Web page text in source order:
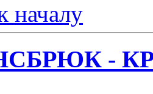
началу
-